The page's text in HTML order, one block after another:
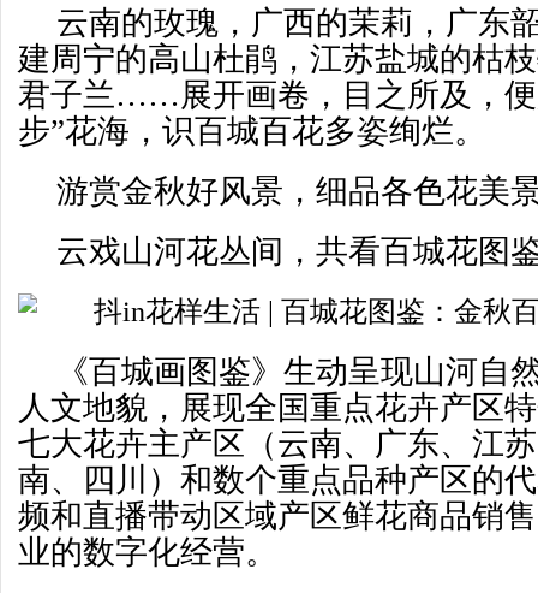
云南的玫瑰，广西的茉莉，广东
建周宁的高山杜鹃，江苏盐城的枯
君子兰……展开画卷，目之所及，便
步”花海，识百城百花多姿绚烂。
游赏金秋好风景，细品各色花美
云戏山河花丛间，共看百城花图
《百城画图鉴》生动呈现山河自
人文地貌，展现全国重点花卉产区
七大花卉主产区（云南、广东、江
南、四川）和数个重点品种产区的
频和直播带动区域产区鲜花商品销
业的数字化经营。